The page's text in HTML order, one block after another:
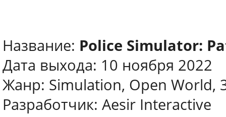
Название: Police Simulator:
Дата выхода: 10 ноября 2022
Жанр: Simulation, Open World,
Разработчик: Aesir Interactive